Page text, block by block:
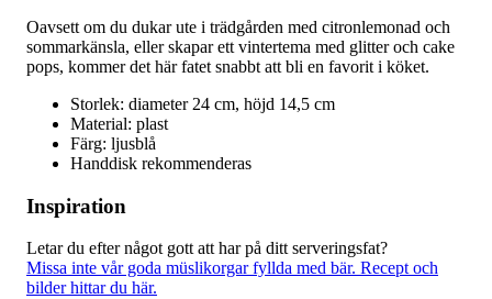
Oavsett om du dukar ute i trädgården med citronlemonad och
sommarkänsla, eller skapar ett vintertema med glitter och cake
pops, kommer det här fatet snabbt att bli en favorit i köket.
Storlek: diameter 24 cm, höjd 14,5 cm
Material: plast
Färg: ljusblå
Handdisk rekommenderas
Inspiration
Letar du efter något gott att har på ditt serveringsfat?
Missa inte vår goda müslikorgar fyllda med bär. Recept och
bilder hittar du här.